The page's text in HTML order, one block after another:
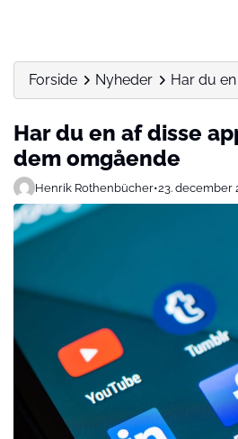
Forside Nyheder Har du
Har du en af disse
dem omgående
Henrik Rothenbücher•23. december